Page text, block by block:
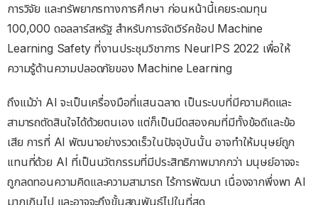
การวิจัย และทรัพยากรทางการศึกษา ก่อนหน้านี้เคยระดมทุน
100,000 ดอลลาร์สหรัฐ สำหรับการจัดเวิร์คช้อป Machine
Learning Safety ที่งานประชุมวิชาการ NeurIPS 2022 เพื่อให้
ความรู้ด้านความปลอดภัยของ Machine Learning
ถึงแม้ว่า AI จะเป็นเครื่องมือที่แสนฉลาด เป็นระบบที่มีความคิดและ
สามารถตัดสินใจได้ด้วยตนเอง แต่ก็เป็นมีดสองคมที่มีทั้งข้อดีและข้อ
เสีย การที่ AI พัฒนาอย่างรวดเร็วในปัจจุบันนั้น อาจทำให้มนุษย์ถูก
แทนที่ด้วย AI ที่เป็นนวัตกรรมที่มีประสิทธิภาพมากกว่า มนุษย์อาจจะ
ถูกลดทอนความคิดและความสามารถ ไร้การพัฒนา เนื่องจากพึ่งพา AI
มากเกินไป และอาจจะถึงขั้นสูญพันธุ์ไปในที่สุด